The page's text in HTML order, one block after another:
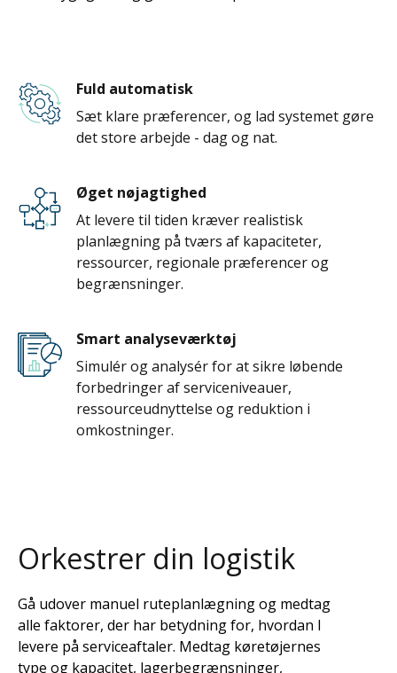
Fuld automatisk
Sæt klare præferencer, og lad systemet gøre
det store arbejde - dag og nat.
Øget nøjagtighed
At levere til tiden kræver realistisk
planlægning på tværs af kapaciteter,
ressourcer, regionale præferencer og
begrænsninger.
Smart analyseværktøj
Simulér og analysér for at sikre løbende
forbedringer af serviceniveauer,
ressourceudnyttelse og reduktion i
omkostninger.
Orkestrer din logistik
Gå udover manuel ruteplanlægning og medtag
alle faktorer, der har betydning for, hvordan I
levere på serviceaftaler. Medtag køretøjernes
type og kapacitet, lagerbegrænsninger,